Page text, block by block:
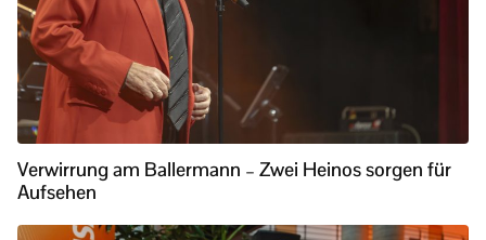
Verwirrung am Ballermann – Zwei Heinos sorgen für
Aufsehen